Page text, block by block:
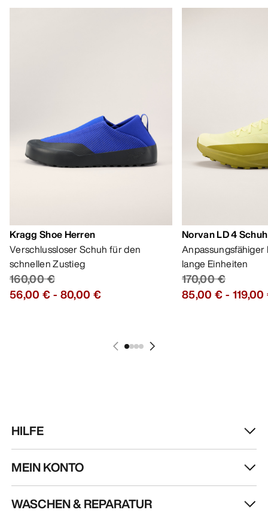
Kragg Shoe Herren
Verschlussloser Schuh für den
schnellen Zustieg
160,00 €
56,00 €- 80,00 €
Norvan LD 4
lange Einheiten
170,00 €
85,00 €-
HILFE
MEIN KONTO
WASCHEN & REPARATUR